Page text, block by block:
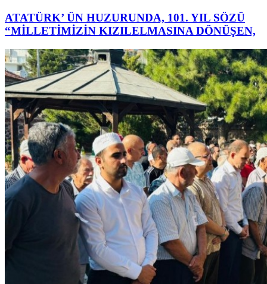
ATATÜRK’ ÜN HUZURUNDA, 101. YIL SÖZÜ
“MİLLETİMİZİN KIZILELMASINA DÖNÜŞEN,